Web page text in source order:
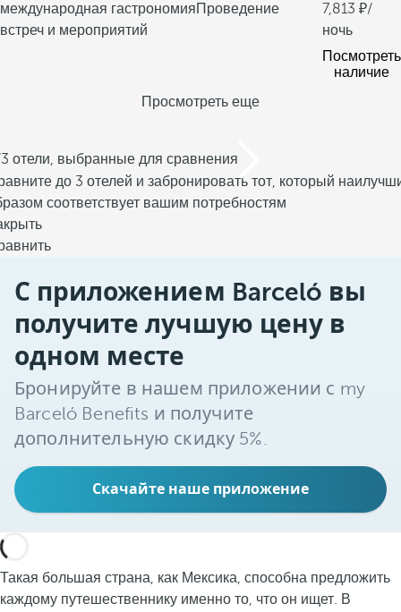
международная гастрономияПроведение
встреч и мероприятий
7,813
/
ночь
Посмотреть
наличие
Просмотреть еще
отели, выбранные для сравнения
до 3 отелей и забронировать тот, который
соответствует вашим потребностям
С приложением Barceló вы
получите лучшую цену в
одном месте
Бронируйте в нашем приложении с my
Barceló Benefits и получите
дополнительную скидку 5%.
Скачайте наше приложение
Такая большая страна, как Мексика, способна предложить
каждому путешественнику именно то, что он ищет. В